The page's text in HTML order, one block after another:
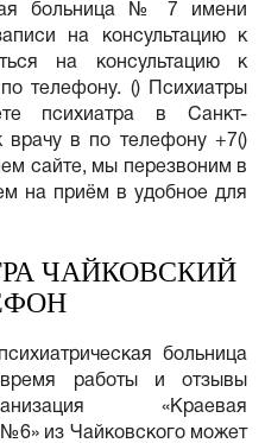
больница № 7 имени
на консультацию к
на консультацию к
телефону. () Психиатры
психиатра в Санкт-
врачу в по телефону +7()
сайте, мы перезвоним в
на приём в удобное для
ЧАЙКОВСКИЙ
больница
работы и отзывы
«Краевая
из Чайковского может